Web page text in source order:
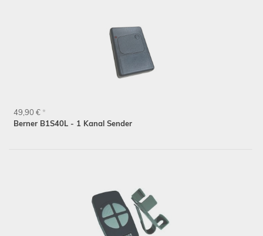
Berner B1S40L - 1 Kanal Sender
49,90 € *